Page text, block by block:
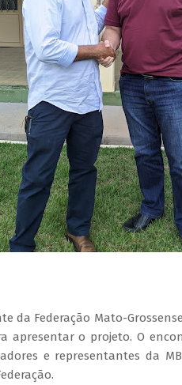
da Federação Mato-
apresentar o projeto. O
e representantes da